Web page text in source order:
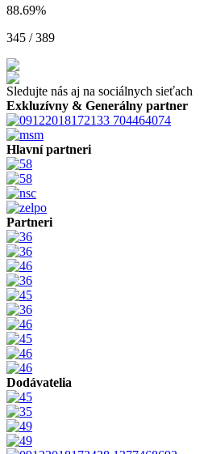
88.69%
345 / 389
Sledujte nás aj na sociálnych sieťach
Exkluzívny & Generálny partner
Hlavní partneri
Partneri
Dodávatelia